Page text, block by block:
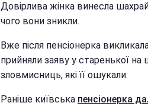
Довірлива жінка винесла
чого вони зникли.
Вже після пенсіонерка
прийняли заяву у старенької на
зловмисниць, які її ошукали.
Раніше київська пенсіонерка